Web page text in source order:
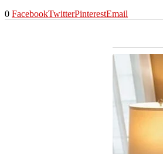
0 FacebookTwitterPinterestEmail